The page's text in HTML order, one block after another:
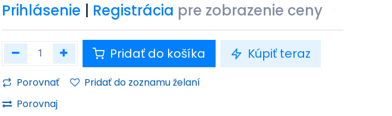
Prihlásenie | Registrácia pre zobrazenie ceny
Pridať do košíka Kúpiť teraz
Porovnať
Pridať do zoznamu želaní
Porovnaj